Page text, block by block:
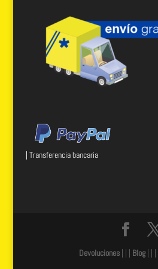
| Transferencia bancaria
Devoluciones | | | Blog | | |